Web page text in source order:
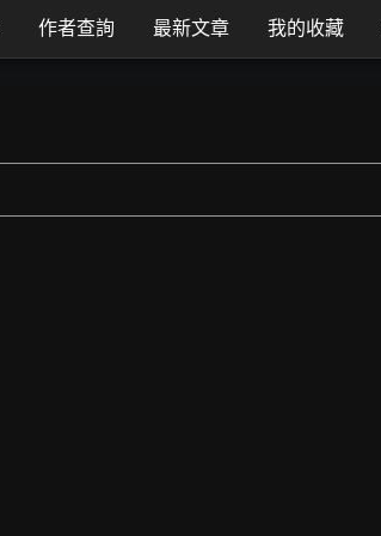
作者查詢 最新文章 我的收藏